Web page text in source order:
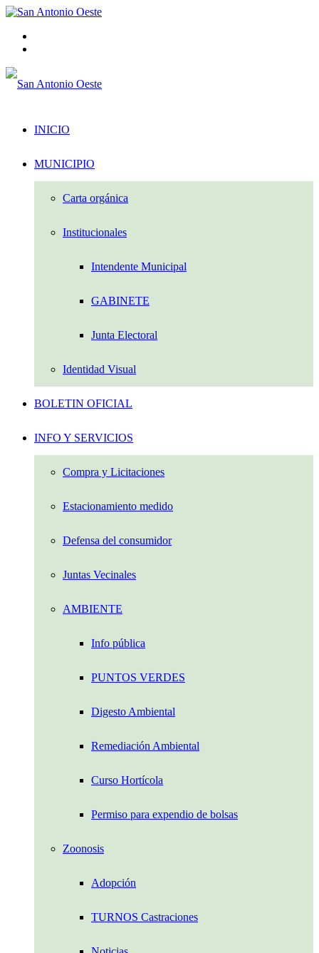
INICIO
MUNICIPIO
Carta orgánica
Institucionales
Intendente Municipal
GABINETE
Junta Electoral
Identidad Visual
BOLETIN OFICIAL
INFO Y SERVICIOS
Compra y Licitaciones
Estacionamiento medido
Defensa del consumidor
Juntas Vecinales
AMBIENTE
Info pública
PUNTOS VERDES
Digesto Ambiental
Remediación Ambiental
Curso Hortícola
Permiso para expendio de bolsas
Zoonosis
Adopción
TURNOS Castraciones